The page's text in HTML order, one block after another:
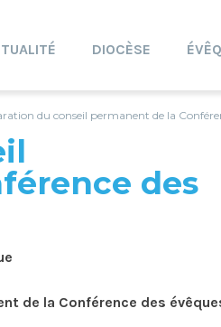
DIOCÈSE
du conseil permanent de la
des
de la Conférence des